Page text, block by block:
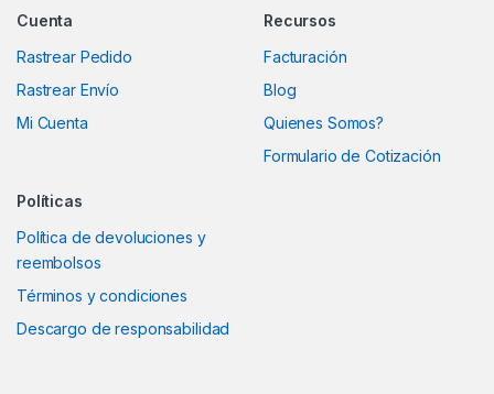
Cuenta
Rastrear Pedido
Rastrear Envío
Mi Cuenta
Recursos
Facturación
Blog
Quienes Somos?
Formulario de Cotización
Políticas
Política de devoluciones y
reembolsos
Términos y condiciones
Descargo de responsabilidad